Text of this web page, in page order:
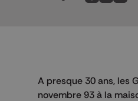
Partagez sur
Partagez
A presque 30 ans, les
novembre 93 à la